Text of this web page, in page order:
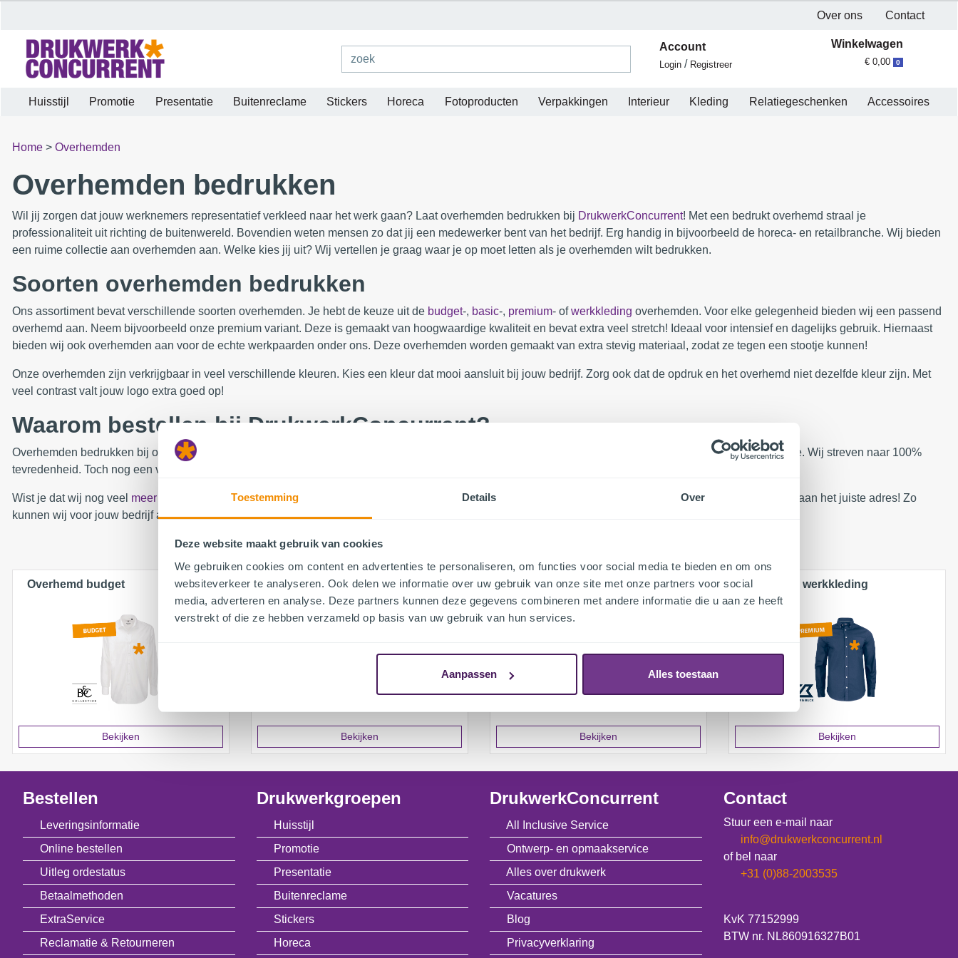
Toestemming Details Over
Deze website maakt gebruik van cookies
We gebruiken cookies om content en advertenties te personaliseren, om functies voor social media te bieden en om ons
websiteverkeer te analyseren. Ook delen we informatie over uw gebruik van onze site met onze partners voor social
media, adverteren en analyse. Deze partners kunnen deze gegevens combineren met andere informatie die u aan ze heeft
verstrekt of die ze hebben verzameld op basis van uw gebruik van hun services.
Aanpassen Alles toestaan
Over ons Contact
Account
Login / Registreer
Winkelwagen
€ 0,00 0
Huisstijl Promotie Presentatie Buitenreclame Stickers Horeca Fotoproducten Verpakkingen Interieur Kleding Relatiegeschenken Accessoires
Home > Overhemden
Overhemden bedrukken
Wil jij zorgen dat jouw werknemers representatief verkleed naar het werk gaan? Laat overhemden bedrukken bij DrukwerkConcurrent! Met een bedrukt overhemd straal je
professionaliteit uit richting de buitenwereld. Bovendien weten mensen zo dat jij een medewerker bent van het bedrijf. Erg handig in bijvoorbeeld de horeca- en retailbranche. Wij bieden
een ruime collectie aan overhemden aan. Welke kies jij uit? Wij vertellen je graag waar je op moet letten als je overhemden wilt bedrukken.
Soorten overhemden bedrukken
Ons assortiment bevat verschillende soorten overhemden. Je hebt de keuze uit de budget-, basic-, premium- ofwerkkleding overhemden. Voor elke gelegenheid bieden wij een passend
overhemd aan. Neem bijvoorbeeld onze premium variant. Deze is gemaakt van hoogwaardige kwaliteit en bevat extra veel stretch! Ideaal voor intensief en dagelijks gebruik. Hiernaast
bieden wij ook overhemden aan voor de echte werkpaarden onder ons. Deze overhemden worden gemaakt van extra stevig materiaal, zodat ze tegen een stootje kunnen!
Onze overhemden zijn verkrijgbaar in veel verschillende kleuren. Kies een kleur dat mooi aansluit bij jouw bedrijf. Zorg ook dat de opdruk en het overhemd niet dezelfde kleur zijn. Met
veel contrast valt jouw logo extra goed op!
Waarom bestellen bij DrukwerkConcurrent?
Overhemden bedrukken bij ons betekent 100% bestel- en betaalgemak, ontwerp- en DTP service, altijd gratis levering en natuurlijk onze persoonlijke service. Wij streven naar 100%
tevredenheid. Toch nog een vraag? Een van onze medewerkers staat jou graag te woord.
Wist je dat wij nog veel meer kledingstukkenbedrukken? Voor bijvoorbeeld hoodies, softshell jassen, poloshirts, sweaters en werkkleding ben jij bij ons ook aan het juiste adres! Zo
kunnen wij voor jouw bedrijf alle kleding mét opdruk verzorgen. Super handig toch?
Overhemd budget
Bekijken
Overhemd basic
Bekijken
Overhemd premium
Bekijken
Overhemd werkkleding
Bekijken
Bestellen
Leveringsinformatie
Online bestellen
Uitleg ordestatus
Betaalmethoden
ExtraService
Reclamatie & Retourneren
Drukwerkgroepen
Huisstijl
Promotie
Presentatie
Buitenreclame
Stickers
Horeca
DrukwerkConcurrent
All Inclusive Service
Ontwerp- en opmaakservice
Alles over drukwerk
Vacatures
Blog
Privacyverklaring
Contact
Stuur een e-mail naar
info@drukwerkconcurrent.nl
of bel naar
+31 (0)88-2003535
KvK 77152999
BTW nr. NL860916327B01